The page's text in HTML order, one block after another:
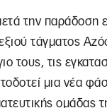
την
τάγματος
τους, τις
μια νέα
ομάδας